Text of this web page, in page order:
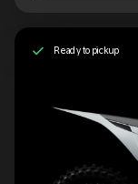
Ready to pickup